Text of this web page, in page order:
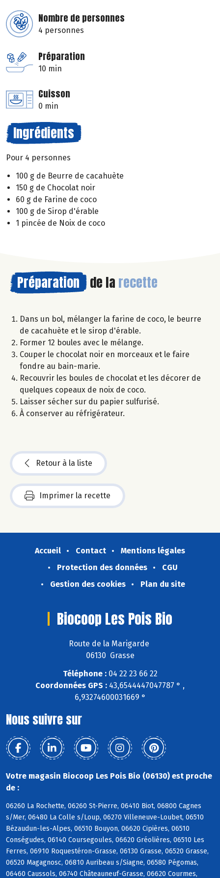
Nombre de personnes
4 personnes
Préparation
10 min
Cuisson
0 min
Ingrédients
Pour 4 personnes
100 g de Beurre de cacahuète
150 g de Chocolat noir
60 g de Farine de coco
100 g de Sirop d'érable
1 pincée de Noix de coco
Préparation de la recette
Dans un bol, mélanger la farine de coco, le beurre
de cacahuète et le sirop d'érable.
Former 12 boules avec le mélange.
Couper le chocolat noir en morceaux et le faire
fondre au bain-marie.
Recouvrir les boules de chocolat et les décorer de
quelques copeaux de noix de coco.
Laisser sécher sur du papier sulfurisé.
À conserver au réfrigérateur.
Retour à la liste
Imprimer la recette
Accueil Contact
Mentions légales
Protection des données
CGU
Gestion des cookies
Plan du site
Biocoop Les Pois Bio
Route de la Marigarde
06130 Grasse
Téléphone :04 22 23 66 22
Coordonnées GPS : 43,6544447047787 ° ,
6,93274600031669 °
Nous suivre sur
Votre magasin Biocoop Les Pois Bio (06130) est proche
de :
06260 La Rochette, 06260 St-Pierre, 06410 Biot, 06800 Cagnes
s/Mer, 06480 La Colle s/Loup, 06270 Villeneuve-Loubet, 06510
Bézaudun-les-Alpes, 06510 Bouyon, 06620 Cipières, 06510
Conségudes, 06140 Coursegoules, 06620 Gréolières, 06510 Les
Ferres, 06910 Roquestéron-Grasse, 06130 Grasse, 06520 Grasse,
06520 Magagnosc, 06810 Auribeau s/Siagne, 06580 Pégomas,
06460 Caussols, 06740 Châteauneuf-Grasse, 06620 Courmes,